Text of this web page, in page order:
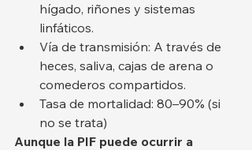
hígado, riñones y sistemas
linfáticos.
Vía de transmisión: A través de
heces, saliva, cajas de arena o
comederos compartidos.
Tasa de mortalidad: 80–90% (si
no se trata)
Aunque la PIF puede ocurrir a